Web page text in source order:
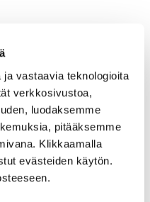
vastaavia teknologioita
verkkosivustoa,
luodaksemme
pitääksemme
Klikkaamalla
evästeiden käytön.
nyt myös lasten
soveltuu erinomaisesti
Mitoituksessa on
kolmella eri
vastaavasti kolme eri